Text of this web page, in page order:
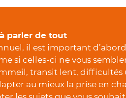
parler de tout
il est important
si celles-ci ne vous
transit lent, difficultés
au mieux la prise en